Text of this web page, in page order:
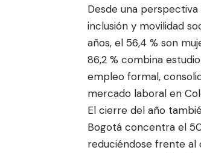
Desde una
inclusión y movilidad
años, el 56,4 % son
86,2 % combina
empleo formal,
mercado laboral en
El cierre del año
Bogotá concentra el
reduciéndose frente al